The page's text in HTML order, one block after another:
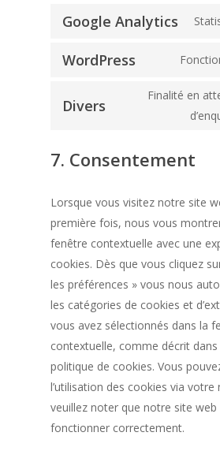
Google Analytics
WordPress
Divers
Finalité en
7. Consentement
Lorsque vous visitez notre site
première fois, nous vous
fenêtre contextuelle avec une
cookies. Dès que vous cliquez
les préférences » vous nous
les catégories de cookies et
vous avez sélectionnés dans la
contextuelle, comme décrit
politique de cookies. Vous
l’utilisation des cookies via votre
veuillez noter que notre site
fonctionner correctement.